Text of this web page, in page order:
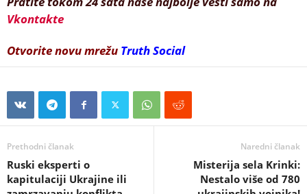
Vkontakte
Otvorite novu mrežu Truth Social
Prethodni članak
Ruski eksperti o
kapitulaciji Ukrajine ili
Naredni članak
Misterija sela Krinki:
Nestalo više od 780